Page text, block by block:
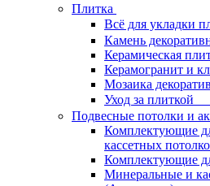
Плитка
Всё для укладки
Камень
Керамическая
Керамогранит и
Мозаика
Уход за плиткой
Подвесные потолки и
Комплектующие
кассетных
Комплектующие
Минеральные и